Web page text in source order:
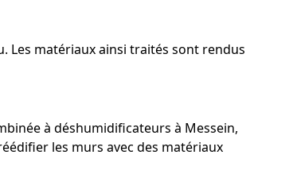
Les matériaux ainsi traités sont rendus
à déshumidificateurs à Messein,
les murs avec des matériaux